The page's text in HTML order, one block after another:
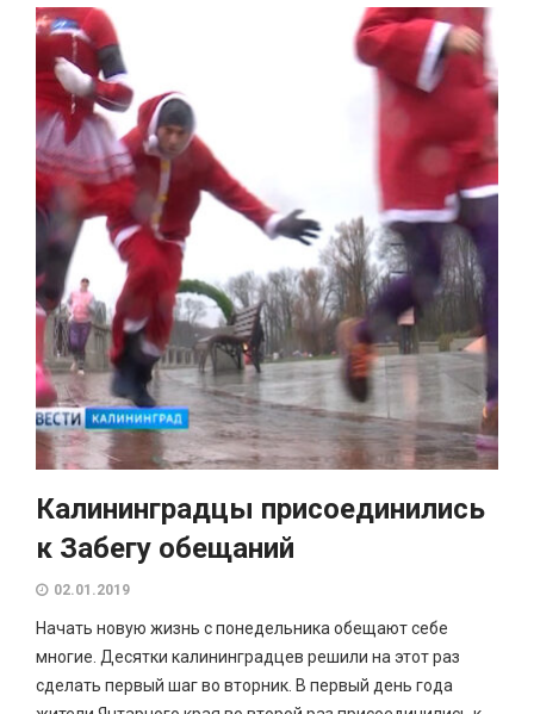
Калининградцы присоединились
к Забегу обещаний
02.01.2019
Начать новую жизнь с понедельника обещают себе
многие. Десятки калининградцев решили на этот раз
сделать первый шаг во вторник. В первый день года